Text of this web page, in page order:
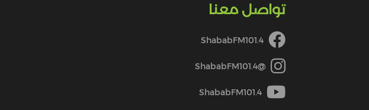
تواصل معنا
ShababFM101.4
@ShababFM101.4
ShababFM101.4